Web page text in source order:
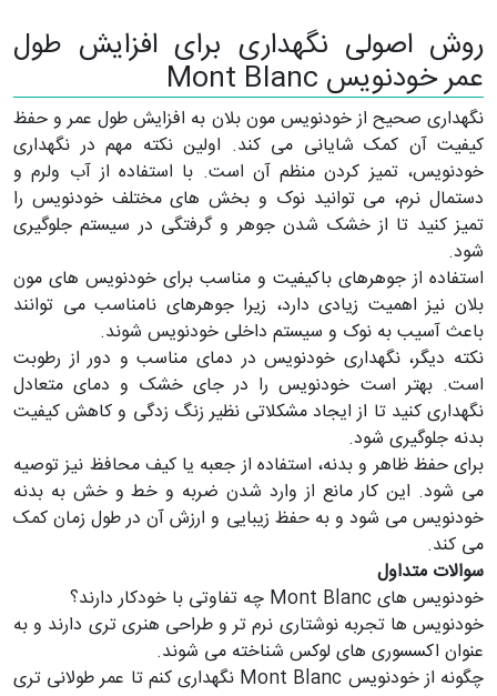
روش اصولی نگهداری برای افزایش طول
عمر خودنویس Mont Blanc
نگهداری صحیح از خودنویس مون بلان به افزایش طول عمر و حفظ
کیفیت آن کمک شایانی می کند. اولین نکته مهم در نگهداری
خودنویس، تمیز کردن منظم آن است. با استفاده از آب ولرم و
دستمال نرم، می توانید نوک و بخش های مختلف خودنویس را
تمیز کنید تا از خشک شدن جوهر و گرفتگی در سیستم جلوگیری
شود.
استفاده از جوهرهای باکیفیت و مناسب برای خودنویس های مون
بلان نیز اهمیت زیادی دارد، زیرا جوهرهای نامناسب می توانند
باعث آسیب به نوک و سیستم داخلی خودنویس شوند.
نکته دیگر، نگهداری خودنویس در دمای مناسب و دور از رطوبت
است. بهتر است خودنویس را در جای خشک و دمای متعادل
نگهداری کنید تا از ایجاد مشکلاتی نظیر زنگ زدگی و کاهش کیفیت
بدنه جلوگیری شود.
برای حفظ ظاهر و بدنه، استفاده از جعبه یا کیف محافظ نیز توصیه
می شود. این کار مانع از وارد شدن ضربه و خط و خش به بدنه
خودنویس می شود و به حفظ زیبایی و ارزش آن در طول زمان کمک
می کند.
سوالات متداول
خودنویس های Mont Blanc چه تفاوتی با خودکار دارند؟
خودنویس ها تجربه نوشتاری نرم تر و طراحی هنری تری دارند و به
عنوان اکسسوری های لوکس شناخته می شوند.
چگونه از خودنویس Mont Blanc نگهداری کنم تا عمر طولانی تری